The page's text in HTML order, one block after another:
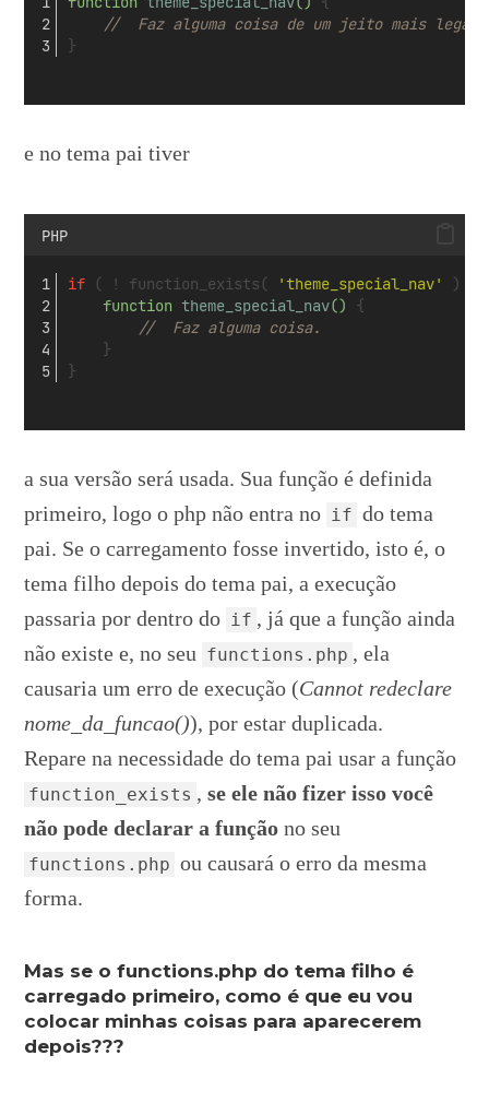
//  Faz alguma coisa de um jeito mais legal.
}
e no tema pai tiver
PHP
if ( ! function_exists( 'theme_special_nav'
) )
function theme_special_nav()
{
//  Faz alguma coisa.
    }
}
a sua versão será usada. Sua função é definida
primeiro, logo o php não entra no if do tema
pai. Se o carregamento fosse invertido, isto é, o
tema filho depois do tema pai, a execução
passaria por dentro do if , já que a função ainda
não existe e, no seu functions.php , ela
causaria um erro de execução (Cannot redeclare
nome_da_funcao()), por estar duplicada.
Repare na necessidade do tema pai usar a função
function_exists ,se ele não fizer isso você
não pode declarar a função no seu
functions.php ou causará o erro da mesma
forma.
Mas se o functions.php do tema filho é
carregado primeiro, como é que eu vou
colocar minhas coisas para aparecerem
depois???